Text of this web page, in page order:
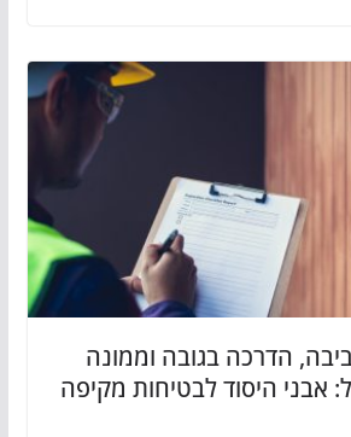
הדרכה בגובה וממונה
אבני היסוד לבטיחות מקיפה